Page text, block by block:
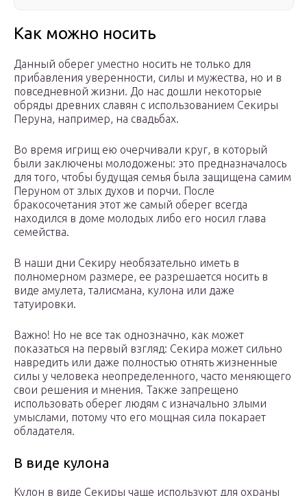
Как можно носить
Данный оберег уместно носить не только для
прибавления уверенности, силы и мужества, но и в
повседневной жизни. До нас дошли некоторые
обряды древних славян с использованием Секиры
Перуна, например, на свадьбах.
Во время игрищ ею очерчивали круг, в который
были заключены молодожены: это предназначалось
для того, чтобы будущая семья была защищена самим
Перуном от злых духов и порчи. После
бракосочетания этот же самый оберег всегда
находился в доме молодых либо его носил глава
семейства.
В наши дни Секиру необязательно иметь в
полномерном размере, ее разрешается носить в
виде амулета, талисмана, кулона или даже
татуировки.
Важно! Но не все так однозначно, как может
показаться на первый взгляд: Секира может сильно
навредить или даже полностью отнять жизненные
силы у человека неопределенного, часто меняющего
свои решения и мнения. Также запрещено
использовать оберег людям с изначально злыми
умыслами, потому что его мощная сила покарает
обладателя.
В виде кулона
Кулон в виде Секиры чаще используют для охраны